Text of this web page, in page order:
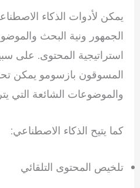
يمكن لأدوات الذكاء
الجمهور ونية البحث
استراتيجية المحتوى. على
المسوقون بازسومو يمكن
والموضوعات الشائعة التي
كما يتيح الذكاء الاصطناعي:
تلخيص المحتوى التلقائي